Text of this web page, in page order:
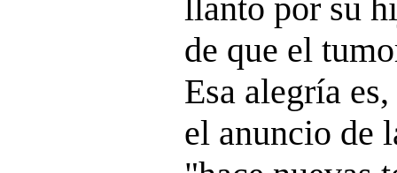
llanto por su
de que el
Esa alegría
el anuncio de